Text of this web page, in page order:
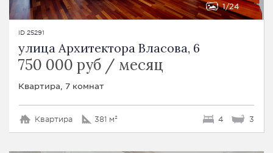
1 24
ID 25291
улица Архитектора Власова, 6
750 000 руб / месяц
Квартира, 7 комнат
Квартира 381 м² 4 3